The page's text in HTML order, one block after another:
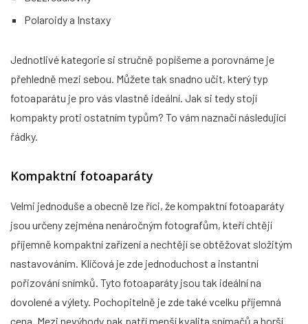
Polaroidy a Instaxy
Jednotlivé kategorie si stručně popíšeme a porovnáme je
přehledně mezi sebou. Můžete tak snadno učit, který typ
fotoaparátu je pro vás vlastně ideální. Jak si tedy stojí
kompakty proti ostatním typům? To vám naznačí následující
řádky.
Kompaktní fotoaparáty
Velmi jednoduše a obecně lze říci, že kompaktní fotoaparáty
jsou určeny zejména nenáročným fotografům, kteří chtějí
příjemně kompaktní zařízení a nechtějí se obtěžovat složitým
nastavováním. Klíčová je zde jednoduchost a instantní
pořizování snímků. Tyto fotoaparáty jsou tak ideální na
dovolené a výlety. Pochopitelně je zde také vcelku příjemná
cena. Mezi nevýhody pak patří menší kvalita snímačů a horší